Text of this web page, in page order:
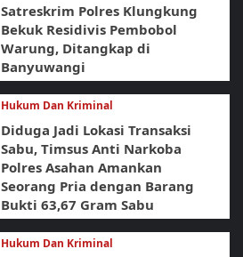
Satreskrim Polres Klungkung
Bekuk Residivis Pembobol
Warung, Ditangkap di
Banyuwangi
Hukum Dan Kriminal
Diduga Jadi Lokasi Transaksi
Sabu, Timsus Anti Narkoba
Polres Asahan Amankan
Seorang Pria dengan Barang
Bukti 63,67 Gram Sabu
Hukum Dan Kriminal